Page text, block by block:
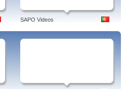
SAPO Videos